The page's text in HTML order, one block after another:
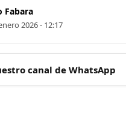
Fabara
2026 - 12:17
canal de WhatsApp